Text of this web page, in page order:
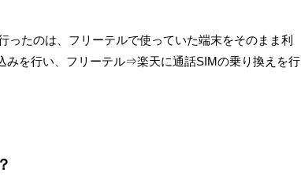
ったのは、フリーテルで使っていた端末をそのまま利
みを行い、フリーテル⇒楽天に通話SIMの乗り換えを行